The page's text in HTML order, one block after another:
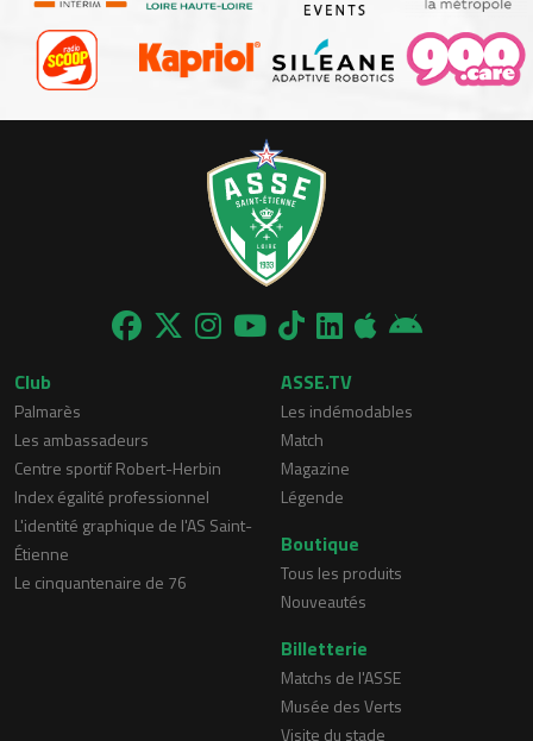
Club
Palmarès
Les ambassadeurs
Centre sportif Robert-Herbin
Index égalité professionnel
L'identité graphique de l'AS Saint-
Étienne
Le cinquantenaire de 76
ASSE.TV
Les indémodables
Match
Magazine
Légende
Boutique
Tous les produits
Nouveautés
Billetterie
Matchs de l'ASSE
Musée des Verts
Visite du stade